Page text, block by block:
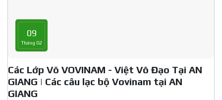
09
Tháng 02
Các Lớp Võ VOVINAM - Việt Võ Đạo Tại AN
GIANG | Các câu lạc bộ Vovinam tại AN
GIANG